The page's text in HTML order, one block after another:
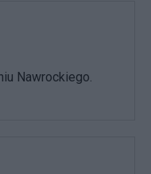
Nawrockiego.